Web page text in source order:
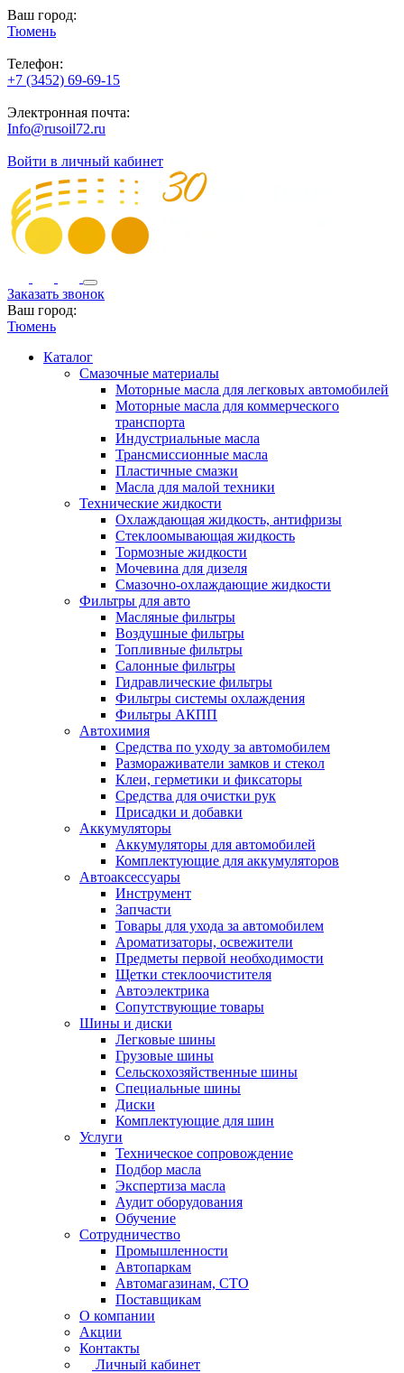
Ваш город:
Тюмень
Телефон:
+7 (3452) 69-69-15
Электронная почта:
Info@rusoil72.ru
Войти в личный кабинет
Заказать звонок
Ваш город:
Тюмень
Каталог
Смазочные материалы
Моторные масла для легковых автомобилей
Моторные масла для коммерческого
транспорта
Индустриальные масла
Трансмиссионные масла
Пластичные смазки
Масла для малой техники
Технические жидкости
Охлаждающая жидкость, антифризы
Стеклоомывающая жидкость
Тормозные жидкости
Мочевина для дизеля
Смазочно-охлаждающие жидкости
Фильтры для авто
Масляные фильтры
Воздушные фильтры
Топливные фильтры
Салонные фильтры
Гидравлические фильтры
Фильтры системы охлаждения
Фильтры АКПП
Автохимия
Средства по уходу за автомобилем
Размораживатели замков и стекол
Клеи, герметики и фиксаторы
Средства для очистки рук
Присадки и добавки
Аккумуляторы
Аккумуляторы для автомобилей
Комплектующие для аккумуляторов
Автоаксессуары
Инструмент
Запчасти
Товары для ухода за автомобилем
Ароматизаторы, освежители
Предметы первой необходимости
Щетки стеклоочистителя
Автоэлектрика
Сопутствующие товары
Шины и диски
Легковые шины
Грузовые шины
Сельскохозяйственные шины
Специальные шины
Диски
Комплектующие для шин
Услуги
Техническое сопровождение
Подбор масла
Экспертиза масла
Аудит оборудования
Обучение
Сотрудничество
Промышленности
Автопаркам
Автомагазинам, СТО
Поставщикам
О компании
Акции
Контакты
Личный кабинет